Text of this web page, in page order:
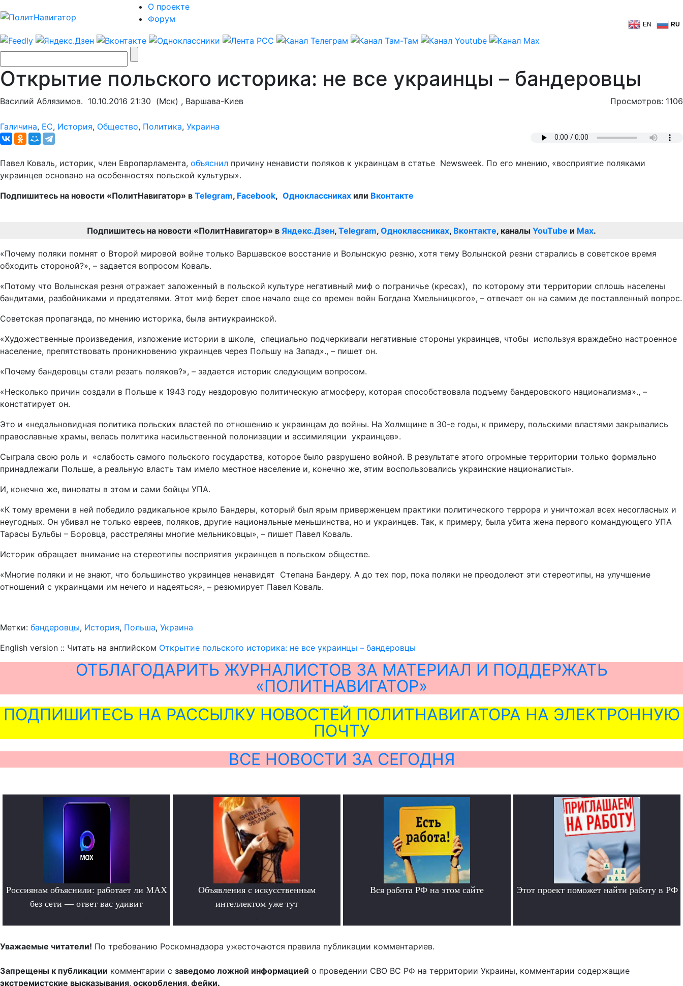
О проекте
Форум
EN RU
Открытие польского историка: не все украинцы – бандеровцы
Василий Аблязимов. 10.10.2016 21:30 (Мск) , Варшава-Киев Просмотров: 1106
Галичина, ЕС, История, Общество, Политика, Украина
Павел Коваль, историк, член Европарламента, объяснил причину ненависти поляков к украинцам в статье Newsweek. По его мнению, «восприятие поляками
украинцев основано на особенностях польской культуры».
Подпишитесь на новости «ПолитНавигатор» в Telegram, Facebook, Одноклассниках или Вконтакте
Подпишитесь на новости «ПолитНавигатор» в Яндекс.Дзен, Telegram, Одноклассниках, Вконтакте, каналы YouTube и Max.
«Почему поляки помнят о Второй мировой войне только Варшавское восстание и Волынскую резню, хотя тему Волынской резни старались в советское время
обходить стороной?», – задается вопросом Коваль.
«Потому что Волынская резня отражает заложенный в польской культуре негативный миф о пограничье (кресах), по которому эти территории сплошь населены
бандитами, разбойниками и предателями. Этот миф берет свое начало еще со времен войн Богдана Хмельницкого», – отвечает он на самим де поставленный вопрос.
Советская пропаганда, по мнению историка, была антиукраинской.
«Художественные произведения, изложение истории в школе, специально подчеркивали негативные стороны украинцев, чтобы используя враждебно настроенное
население, препятствовать проникновению украинцев через Польшу на Запад»., – пишет он.
«Почему бандеровцы стали резать поляков?», – задается историк следующим вопросом.
«Несколько причин создали в Польше к 1943 году нездоровую политическую атмосферу, которая способствовала подъему бандеровского национализма»., –
констатирует он.
Это и «недальновидная политика польских властей по отношению к украинцам до войны. На Холмщине в 30-е годы, к примеру, польскими властями закрывались
православные храмы, велась политика насильственной полонизации и ассимиляции украинцев».
Сыграла свою роль и «слабость самого польского государства, которое было разрушено войной. В результате этого огромные территории только формально
принадлежали Польше, а реальную власть там имело местное население и, конечно же, этим воспользовались украинские националисты».
И, конечно же, виноваты в этом и сами бойцы УПА.
«К тому времени в ней победило радикальное крыло Бандеры, который был ярым приверженцем практики политического террора и уничтожал всех несогласных и
неугодных. Он убивал не только евреев, поляков, другие национальные меньшинства, но и украинцев. Так, к примеру, была убита жена первого командующего УПА
Тарасы Бульбы – Боровца, расстреляны многие мельниковцы», – пишет Павел Коваль.
Историк обращает внимание на стереотипы восприятия украинцев в польском обществе.
«Многие поляки и не знают, что большинство украинцев ненавидят Степана Бандеру. А до тех пор, пока поляки не преодолеют эти стереотипы, на улучшение
отношений с украинцами им нечего и надеяться», – резюмирует Павел Коваль.
Метки: бандеровцы, История, Польша, Украина
English version :: Читать на английском Открытие польского историка: не все украинцы – бандеровцы
ОТБЛАГОДАРИТЬ ЖУРНАЛИСТОВ ЗА МАТЕРИАЛ И ПОДДЕРЖАТЬ
«ПОЛИТНАВИГАТОР»
ПОДПИШИТЕСЬ НА РАССЫЛКУ НОВОСТЕЙ ПОЛИТНАВИГАТОРА НА ЭЛЕКТРОННУЮ
ПОЧТУ
ВСЕ НОВОСТИ ЗА СЕГОДНЯ
Россиянам объяснили: работает ли MAX
без сети — ответ вас удивит
Объявления с искусственным
интеллектом уже тут
Вся работа РФ на этом сайте Этот проект поможет найти работу в РФ
Уважаемые читатели! По требованию Роскомнадзора ужесточаются правила публикации комментариев.
Запрещены к публикации комментарии с заведомо ложной информацией о проведении СВО ВС РФ на территории Украины, комментарии содержащие
экстремистские высказывания, оскорбления, фейки.